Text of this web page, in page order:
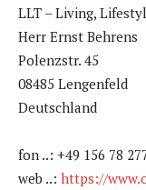
LLT – Living,
Herr Ernst Behrens
Polenzstr. 45
08485 Lengenfeld
Deutschland
fon ..: +49 156 78
web ..: https://